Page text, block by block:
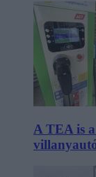
A TEA is a